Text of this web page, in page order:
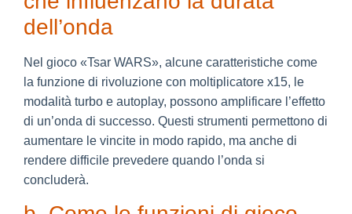
dell’onda
Nel gioco «Tsar WARS», alcune caratteristiche come
la funzione di rivoluzione con moltiplicatore x15, le
modalità turbo e autoplay, possono amplificare l’effetto
di un’onda di successo. Questi strumenti permettono di
aumentare le vincite in modo rapido, ma anche di
rendere difficile prevedere quando l’onda si
concluderà.